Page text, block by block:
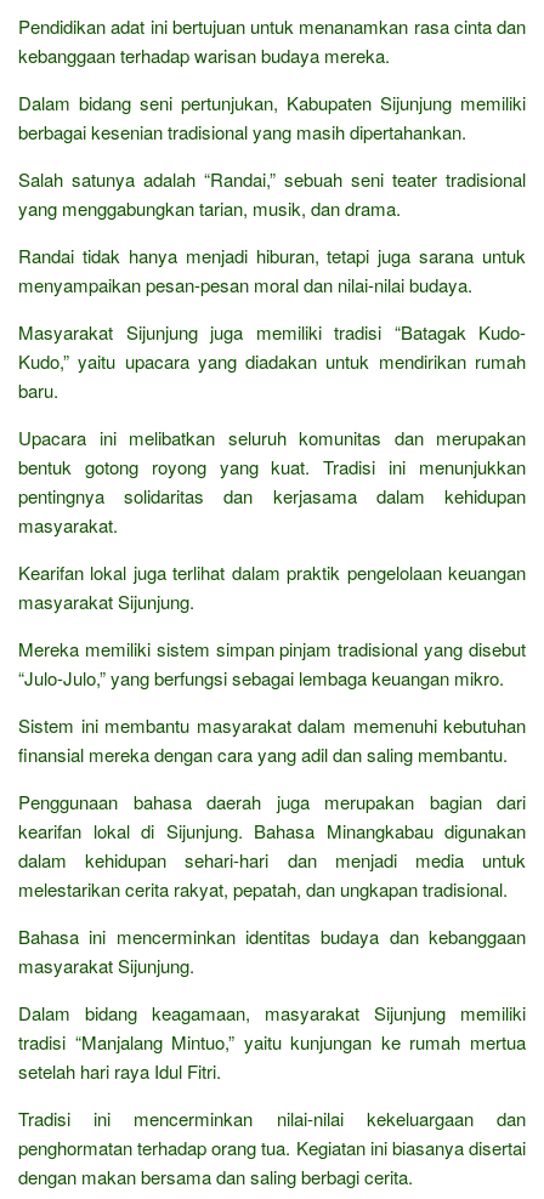
Pendidikan adat ini bertujuan untuk menanamkan rasa cinta dan
kebanggaan terhadap warisan budaya mereka.
Dalam bidang seni pertunjukan, Kabupaten Sijunjung memiliki
berbagai kesenian tradisional yang masih dipertahankan.
Salah satunya adalah “Randai,” sebuah seni teater tradisional
yang menggabungkan tarian, musik, dan drama.
Randai tidak hanya menjadi hiburan, tetapi juga sarana untuk
menyampaikan pesan-pesan moral dan nilai-nilai budaya.
Masyarakat Sijunjung juga memiliki tradisi “Batagak Kudo-
Kudo,” yaitu upacara yang diadakan untuk mendirikan rumah
baru.
Upacara ini melibatkan seluruh komunitas dan merupakan
bentuk gotong royong yang kuat. Tradisi ini menunjukkan
pentingnya solidaritas dan kerjasama dalam kehidupan
masyarakat.
Kearifan lokal juga terlihat dalam praktik pengelolaan keuangan
masyarakat Sijunjung.
Mereka memiliki sistem simpan pinjam tradisional yang disebut
“Julo-Julo,” yang berfungsi sebagai lembaga keuangan mikro.
Sistem ini membantu masyarakat dalam memenuhi kebutuhan
finansial mereka dengan cara yang adil dan saling membantu.
Penggunaan bahasa daerah juga merupakan bagian dari
kearifan lokal di Sijunjung. Bahasa Minangkabau digunakan
dalam kehidupan sehari-hari dan menjadi media untuk
melestarikan cerita rakyat, pepatah, dan ungkapan tradisional.
Bahasa ini mencerminkan identitas budaya dan kebanggaan
masyarakat Sijunjung.
Dalam bidang keagamaan, masyarakat Sijunjung memiliki
tradisi “Manjalang Mintuo,” yaitu kunjungan ke rumah mertua
setelah hari raya Idul Fitri.
Tradisi ini mencerminkan nilai-nilai kekeluargaan dan
penghormatan terhadap orang tua. Kegiatan ini biasanya disertai
dengan makan bersama dan saling berbagi cerita.